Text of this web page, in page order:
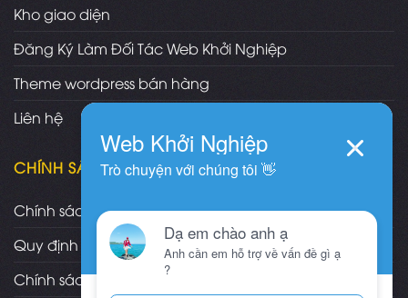
Kho giao diện
Đăng Ký Làm Đối Tác Web Khởi Nghiệp
Theme wordpress bán hàng
Liên hệ
CHÍNH SÁCH
Chính sách và quy định chung
Quy định và hình thức thanh toán
Chính sách vận chuyển/giao nhận/cài đặt